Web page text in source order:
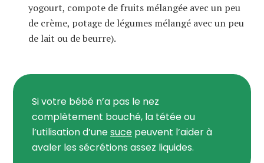
yogourt, compote de fruits mélangée avec un peu
de crème, potage de légumes mélangé avec un peu
de lait ou de beurre).
Si votre bébé n’a pas le nez
complètement bouché, la tétée ou
l’utilisation d’unesuce peuvent l’aider à
avaler les sécrétions assez liquides.